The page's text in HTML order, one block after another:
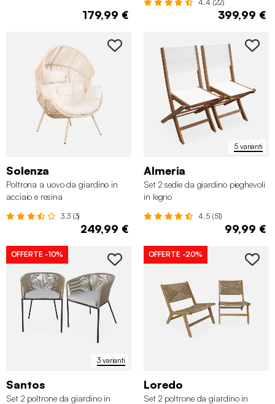
179,99 €
4.4 (22)
399,99 €
Solenza
Poltrona a uovo da giardino in
acciaio e resina
3.3 (3)
249,99 €
5 varianti
Almeria
Set 2 sedie da giardino pieghevoli
in legno
4.5 (51)
99,99 €
3 varianti
OFFERTE -10%
Santos
Set 2 poltrone da giardino in
OFFERTE -20%
Loredo
Set 2 poltrone da giardino in